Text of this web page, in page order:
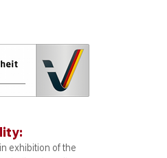
exhibition of the